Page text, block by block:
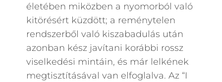
életében miközben a nyomorból való
kitörésért küzdött; a reménytelen
rendszerből való kiszabadulás után
azonban kész javítani korábbi rossz
viselkedési mintáin, és már lelkének
megtisztításával van elfoglalva. Az “I